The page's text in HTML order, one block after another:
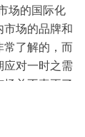
场的国际化
场的品牌和
常了解的，而
对一时之需
并不真正了